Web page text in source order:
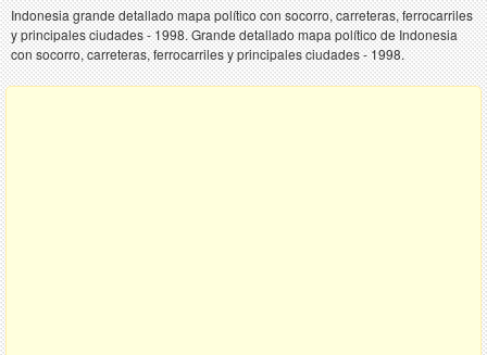
Indonesia grande detallado mapa político con socorro, carreteras, ferrocarriles
y principales ciudades - 1998. Grande detallado mapa político de Indonesia
con socorro, carreteras, ferrocarriles y principales ciudades - 1998.